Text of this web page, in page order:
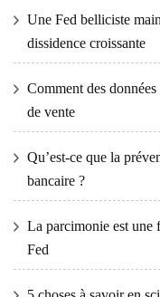
Une Fed belliciste
dissidence croissante
Comment des
de vente
Qu’est-ce que la
bancaire ?
La parcimonie est une
Fed